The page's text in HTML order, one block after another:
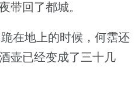
带回了都城。
在地上的时候，何霑还
壶已经变成了三十几